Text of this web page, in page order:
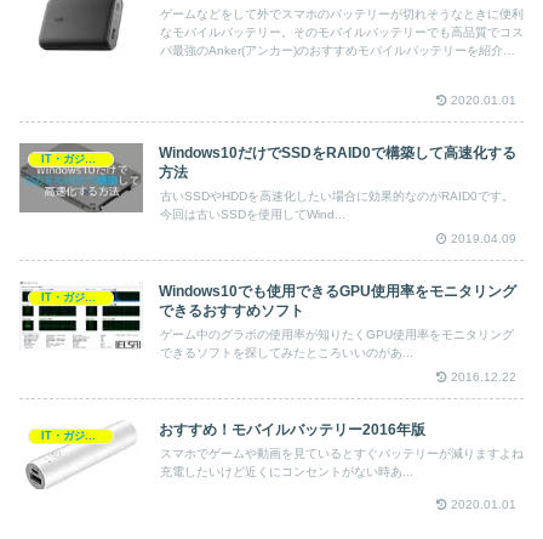
ゲームなどをして外でスマホのバッテリーが切れそうなときに便利
なモバイルバッテリー。そのモバイルバッテリーでも高品質でコス
パ最強のAnker(アンカー)のおすすめモバイルバッテリーを紹介し
2020.01.01
IT・ガジェット
Windows10だけでSSDをRAID0で構築して高速化する
方法
古いSSDやHDDを高速化したい場合に効果的なのがRAID0です。
今回は古いSSDを使用してWind...
2019.04.09
IT・ガジェット
Windows10でも使用できるGPU使用率をモニタリング
できるおすすめソフト
ゲーム中のグラボの使用率が知りたくGPU使用率をモニタリング
できるソフトを探してみたところいいのがあ...
2016.12.22
IT・ガジェット おすすめ！モバイルバッテリー2016年版
スマホでゲームや動画を見ているとすぐバッテリーが減りますよね
充電したいけど近くにコンセントがない時あ...
2020.01.01